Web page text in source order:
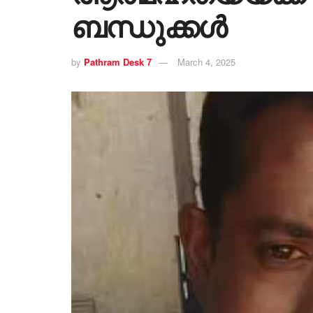
ബന്ധുക്കൾ
by Pathram Desk 7 March 4, 2025